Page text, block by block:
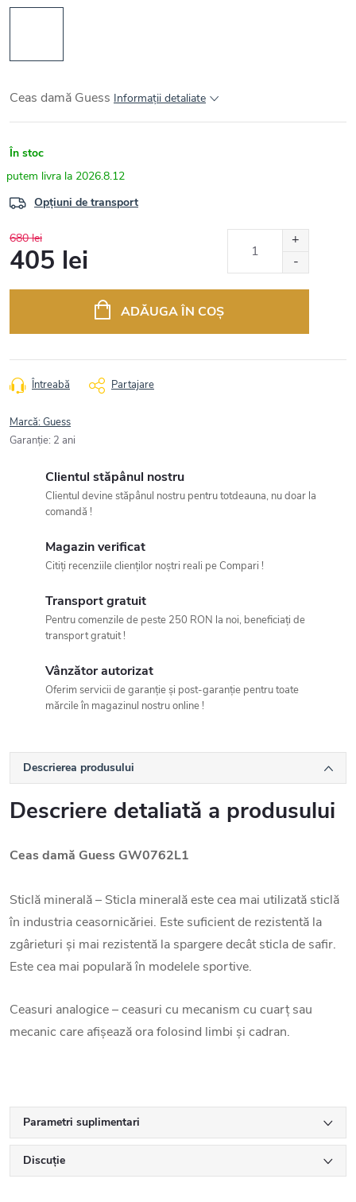
Ceas damă Guess Informaţii detaliate
În stoc
2026.8.12
Opțiuni de transport
680 lei
405 lei
ADĂUGA ÎN COŞ
Întreabă Partajare
Marcă:Guess
Garanţie: 2 ani
Clientul stăpânul nostru
Clientul devine stăpânul nostru pentru totdeauna, nu doar la
comandă !
Magazin verificat
Citiți recenziile clienților noștri reali pe Compari !
Transport gratuit
Pentru comenzile de peste 250 RON la noi, beneficiați de
transport gratuit !
Vânzător autorizat
Oferim servicii de garanție și post-garanție pentru toate
mărcile în magazinul nostru online !
Descrierea produsului
Descriere detaliată a produsului
Ceas damă Guess GW0762L1
Sticlă minerală – Sticla minerală este cea mai utilizată sticlă
în industria ceasornicăriei. Este suficient de rezistentă la
zgârieturi și mai rezistentă la spargere decât sticla de safir.
Este cea mai populară în modelele sportive.
Ceasuri analogice – ceasuri cu mecanism cu cuarț sau
mecanic care afișează ora folosind limbi și cadran.
Parametri suplimentari
Discuţie